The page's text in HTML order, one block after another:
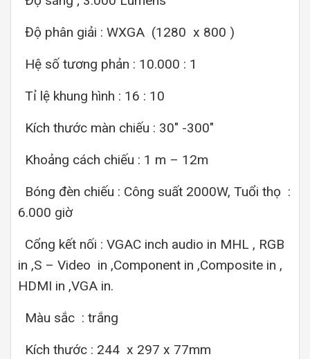
Độ phân giải : WXGA (1280 x 800 )
Hệ số tương phản : 10.000 : 1
Tỉ lệ khung hình : 16 : 10
Kích thước màn chiếu : 30″ -300″
Khoảng cách chiếu : 1 m – 12m
Bóng đèn chiếu : Công suất 2000W, Tuổi thọ :
6.000 giờ
Cổng kết nối : VGAC inch audio in MHL , RGB
in ,S – Video in ,Component in ,Composite in ,
HDMI in ,VGA in.
Màu sắc : trắng
Kích thước : 244 x 297 x 77mm